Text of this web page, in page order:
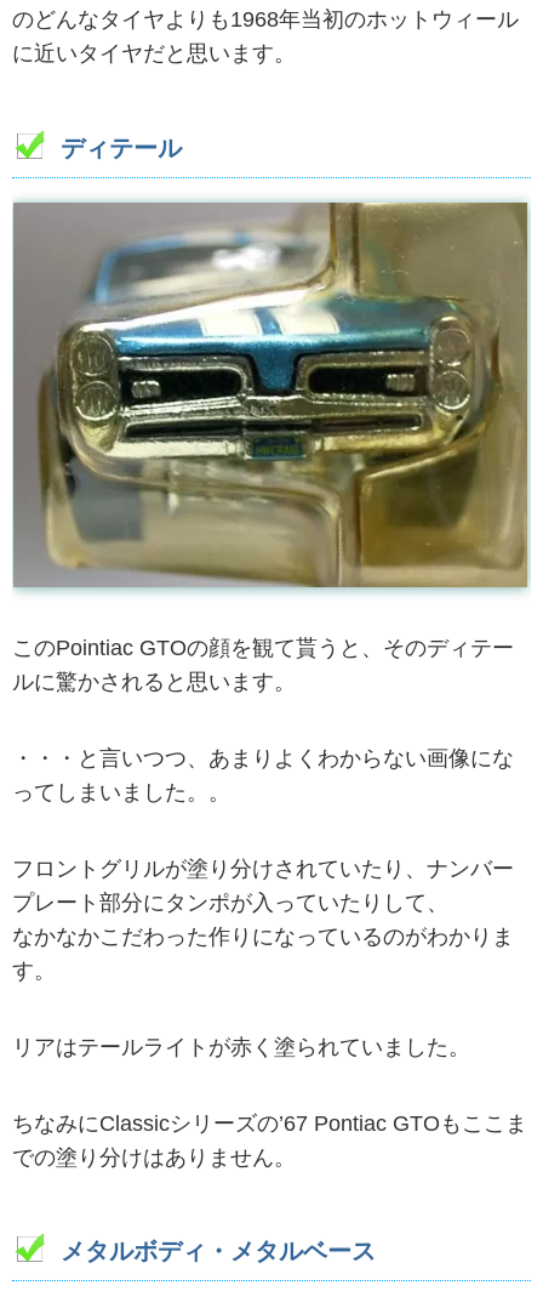
のどんなタイヤよりも1968年当初のホットウィール
に近いタイヤだと思います。
ディテール
このPointiac GTOの顔を観て貰うと、そのディテー
ルに驚かされると思います。
・・・と言いつつ、あまりよくわからない画像にな
ってしまいました。。
フロントグリルが塗り分けされていたり、ナンバー
プレート部分にタンポが入っていたりして、
なかなかこだわった作りになっているのがわかりま
す。
リアはテールライトが赤く塗られていました。
ちなみにClassicシリーズの’67 Pontiac GTOもここま
での塗り分けはありません。
メタルボディ・メタルベース